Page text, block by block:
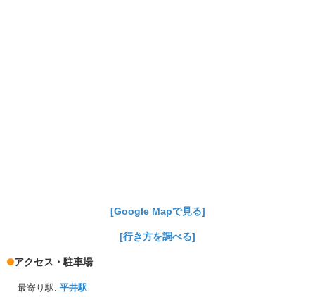
[Google Mapで見る]
[行き方を調べる]
アクセス・駐車場
最寄り駅: 平井駅